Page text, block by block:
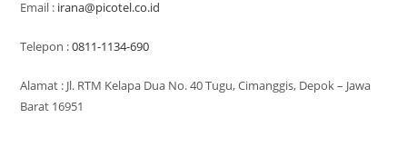
Email : irana@picotel.co.id
Telepon :0811-1134-690
Alamat : Jl. RTM Kelapa Dua No. 40 Tugu, Cimanggis, Depok – Jawa
Barat 16951